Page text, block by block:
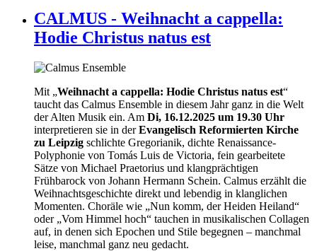
CALMUS - Weihnacht a cappella:
Hodie Christus natus est
Mit „Weihnacht a cappella: Hodie Christus natus est“
taucht das Calmus Ensemble in diesem Jahr ganz in die Welt
der Alten Musik ein. Am Di, 16.12.2025 um 19.30 Uhr
interpretieren sie in derEvangelisch Reformierten Kirche
zu Leipzig schlichte Gregorianik, dichte Renaissance-
Polyphonie von Tomás Luis de Victoria, fein gearbeitete
Sätze von Michael Praetorius und klangprächtigen
Frühbarock von Johann Hermann Schein. Calmus erzählt die
Weihnachtsgeschichte direkt und lebendig in klanglichen
Momenten. Choräle wie „Nun komm, der Heiden Heiland“
oder „Vom Himmel hoch“ tauchen in musikalischen Collagen
auf, in denen sich Epochen und Stile begegnen – manchmal
leise, manchmal ganz neu gedacht.